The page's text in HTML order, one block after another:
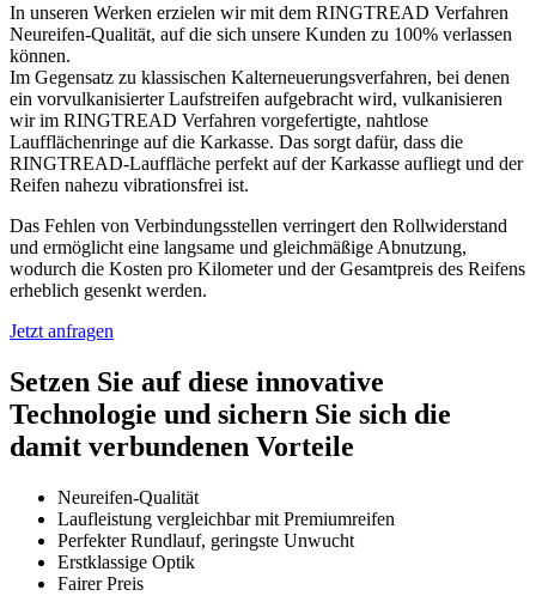
In unseren Werken erzielen wir mit dem RINGTREAD Verfahren
Neureifen-Qualität, auf die sich unsere Kunden zu 100% verlassen
können.
Im Gegensatz zu klassischen Kalterneuerungsverfahren, bei denen
ein vorvulkanisierter Laufstreifen aufgebracht wird, vulkanisieren
wir im RINGTREAD Verfahren vorgefertigte, nahtlose
Laufflächenringe auf die Karkasse. Das sorgt dafür, dass die
RINGTREAD-Lauffläche perfekt auf der Karkasse aufliegt und der
Reifen nahezu vibrationsfrei ist.
Das Fehlen von Verbindungsstellen verringert den Rollwiderstand
und ermöglicht eine langsame und gleichmäßige Abnutzung,
wodurch die Kosten pro Kilometer und der Gesamtpreis des Reifens
erheblich gesenkt werden.
Jetzt anfragen
Setzen Sie auf diese innovative
Technologie und sichern Sie sich die
damit verbundenen Vorteile
Neureifen-Qualität
Laufleistung vergleichbar mit Premiumreifen
Perfekter Rundlauf, geringste Unwucht
Erstklassige Optik
Fairer Preis